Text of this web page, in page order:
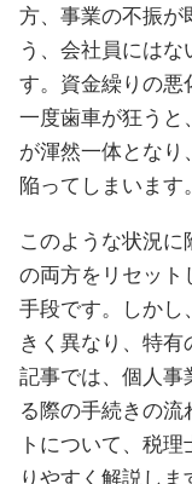
方、事業の不振が
う、会社員にはな
す。資金繰りの悪
一度歯車が狂うと
が渾然一体となり
陥ってしまいます。
このような状況
の両方をリセット
手段です。しかし
きく異なり、特
記事では、個人事
る際の手続きの
トについて、税
りやすく解説しま